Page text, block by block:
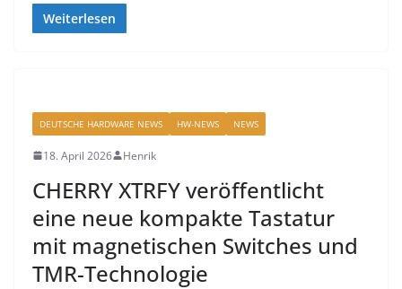
Weiterlesen
DEUTSCHE HARDWARE NEWS HW-NEWS NEWS
18. April 2026 Henrik
CHERRY XTRFY veröffentlicht
eine neue kompakte Tastatur
mit magnetischen Switches und
TMR-Technologie